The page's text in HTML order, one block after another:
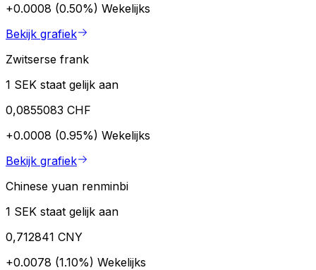
+0.0008 (0.50%) Wekelijks
Bekijk grafiek
Zwitserse frank
1 SEK staat gelijk aan
0,0855083 CHF
+0.0008 (0.95%) Wekelijks
Bekijk grafiek
Chinese yuan renminbi
1 SEK staat gelijk aan
0,712841 CNY
+0.0078 (1.10%) Wekelijks